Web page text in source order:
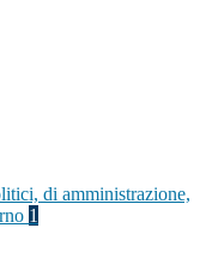
di amministrazione,
1